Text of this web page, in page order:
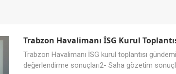
Trabzon Havalimanı İSG Kurul
Trabzon Havalimanı İSG kurul toplantısı
değerlendirme sonuçları2- Saha gözetim